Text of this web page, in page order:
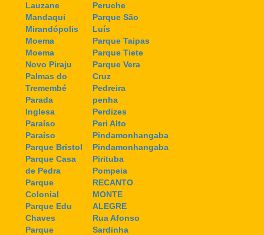
Lauzane
Mandaqui
Mirandópolis
Moema
Moema
Novo Piraju
Palmas do
Tremembé
Parada
Inglesa
Paraíso
Paraíso
Parque Bristol
Parque Casa
de Pedra
Parque
Colonial
Parque Edu
Chaves
Parque
Peruche
Parque São
Luís
Parque Taipas
Parque Tiete
Parque Vera
Cruz
Pedreira
penha
Perdizes
Peri Alto
Pindamonhangaba
Pindamonhangaba
Pirituba
Pompeia
RECANTO
MONTE
ALEGRE
Rua Afonso
Sardinha